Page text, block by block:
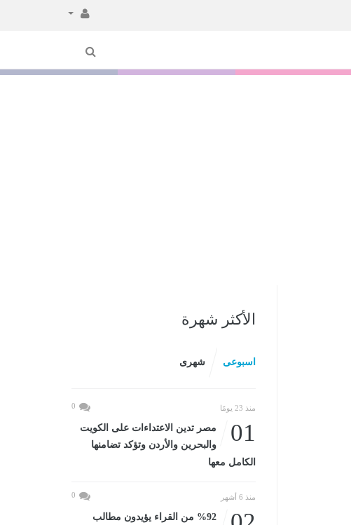
الأكثر شهرة
اسبوعى شهرى
منذ 23 يومًا 0
01
مصر تدين الاعتداءات على الكويت
والبحرين والأردن وتؤكد تضامنها
الكامل معها
منذ 6 أشهر 0
%92 من القراء يؤيدون مطالب